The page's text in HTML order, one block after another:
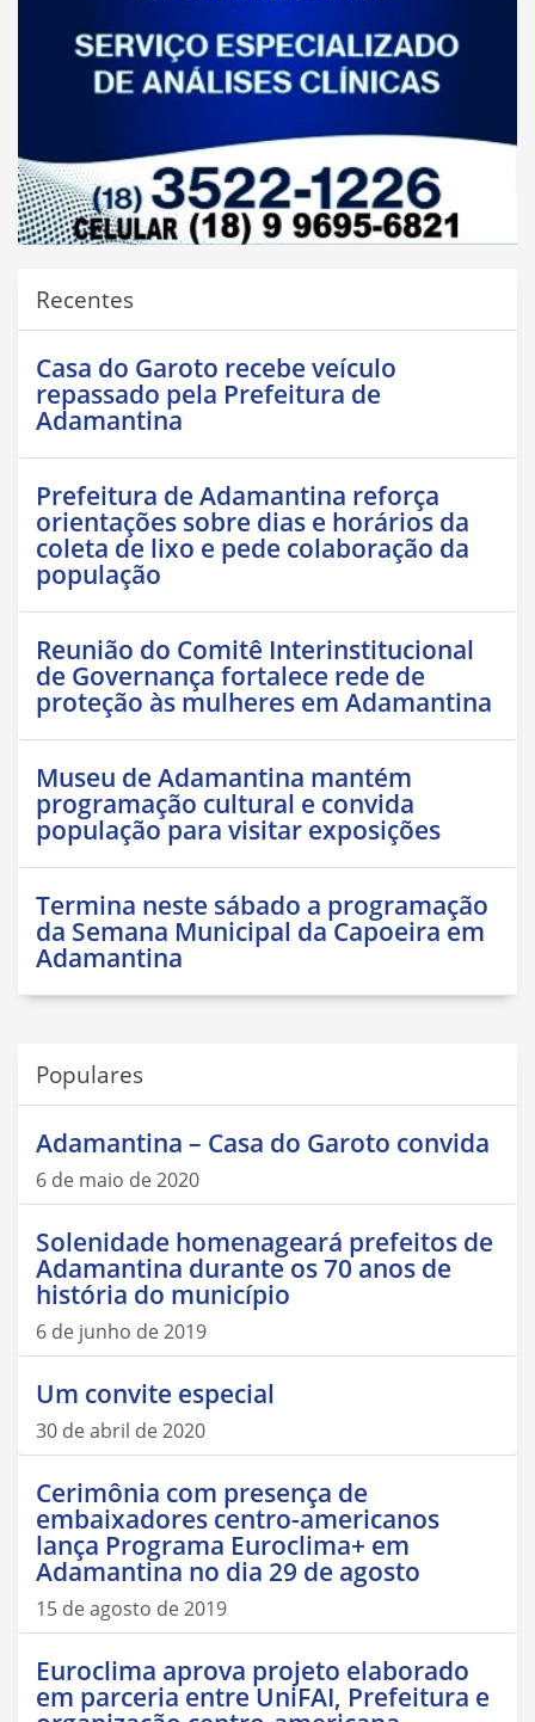
Recentes
Casa do Garoto recebe veículo
repassado pela Prefeitura de
Adamantina
Prefeitura de Adamantina reforça
orientações sobre dias e horários da
coleta de lixo e pede colaboração da
população
Reunião do Comitê Interinstitucional
de Governança fortalece rede de
proteção às mulheres em Adamantina
Museu de Adamantina mantém
programação cultural e convida
população para visitar exposições
Termina neste sábado a programação
da Semana Municipal da Capoeira em
Adamantina
Populares
Adamantina – Casa do Garoto convida
6 de maio de 2020
Solenidade homenageará prefeitos de
Adamantina durante os 70 anos de
história do município
6 de junho de 2019
Um convite especial
30 de abril de 2020
Cerimônia com presença de
embaixadores centro-americanos
lança Programa Euroclima+ em
Adamantina no dia 29 de agosto
15 de agosto de 2019
Euroclima aprova projeto elaborado
em parceria entre UniFAI, Prefeitura e